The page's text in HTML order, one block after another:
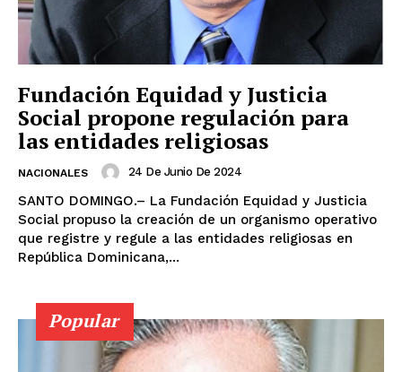
Fundación Equidad y Justicia
Social propone regulación para
las entidades religiosas
NACIONALES 24 De Junio De 2024
SANTO DOMINGO.– La Fundación Equidad y Justicia
Social propuso la creación de un organismo operativo
que registre y regule a las entidades religiosas en
República Dominicana,...
Popular